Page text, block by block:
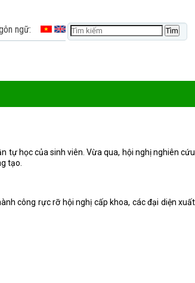
ngữ:
tự học của sinh viên. Vừa qua, hội nghị nghiên cứu
tạo.
công rực rỡ hội nghị cấp khoa, các đại diện xuất